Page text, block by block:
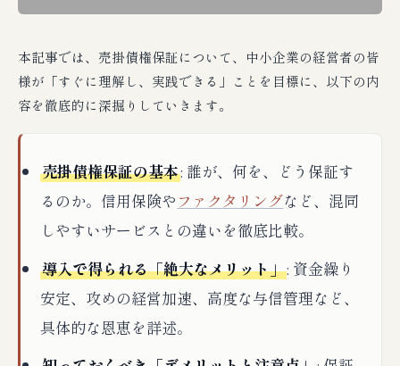
本記事では、売掛債権保証について、中小企業の経営者の皆
様が「すぐに理解し、実践できる」ことを目標に、以下の内
容を徹底的に深掘りしていきます。
売掛債権保証の基本: 誰が、何を、どう保証す
るのか。信用保険や ファクタリングなど、混同
しやすいサービスとの違いを徹底比較。
導入で得られる「絶大なメリット」: 資金繰り
安定、攻めの経営加速、高度な与信管理など、
具体的な恩恵を詳述。